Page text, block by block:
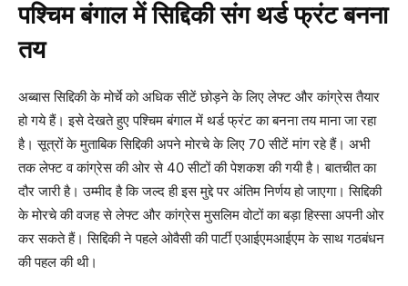
पश्चिम बंगाल में सिद्दिकी संग थर्ड फ्रंट बनना
तय
अब्बास सिद्दिकी के मोर्चे को अधिक सीटें छोड़ने के लिए लेफ्ट और कांग्रेस तैयार
हो गये हैं। इसे देखते हुए पश्चिम बंगाल में थर्ड फ्रंट का बनना तय माना जा रहा
है। सूत्रों के मुताबिक सिद्दिकी अपने मोरचे के लिए 70 सीटें मांग रहे हैं। अभी
तक लेफ्ट व कांग्रेस की ओर से 40 सीटों की पेशकश की गयी है। बातचीत का
दौर जारी है। उम्मीद है कि जल्द ही इस मुद्दे पर अंतिम निर्णय हो जाएगा। सिद्दिकी
के मोरचे की वजह से लेफ्ट और कांग्रेस मुसलिम वोटों का बड़ा हिस्सा अपनी ओर
कर सकते हैं। सिद्दिकी ने पहले ओवैसी की पार्टी एआईएमआईएम के साथ गठबंधन
की पहल की थी।